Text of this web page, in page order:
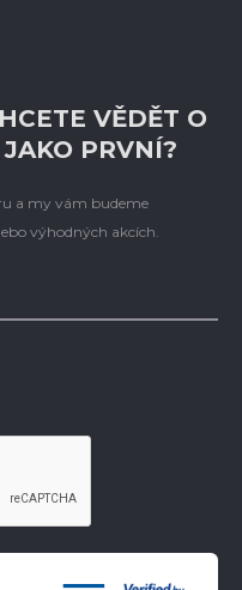
VĚDĚT O
PRVNÍ?
a my vám budeme
výhodných akcích.